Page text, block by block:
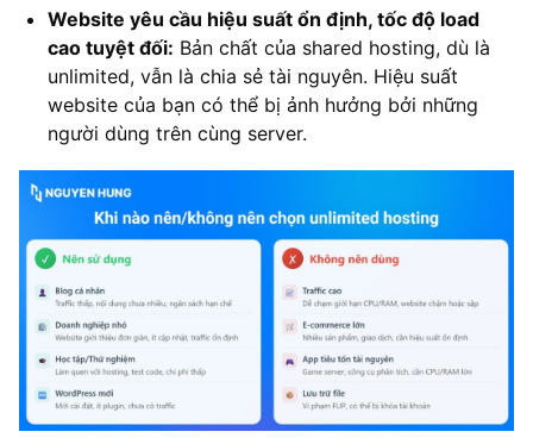
Website yêu cầu hiệu suất ổn định, tốc độ load
cao tuyệt đối: Bản chất của shared hosting, dù là
unlimited, vẫn là chia sẻ tài nguyên. Hiệu suất
website của bạn có thể bị ảnh hưởng bởi những
người dùng trên cùng server.